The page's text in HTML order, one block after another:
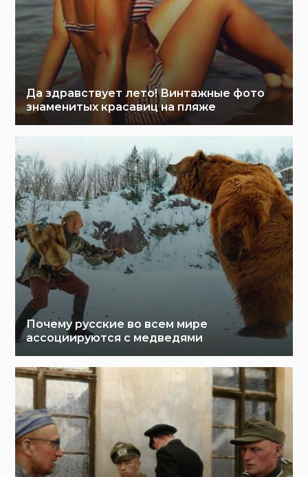
Да здравствует лето! Винтажные фото
знаменитых красавиц на пляже
Почему русские во всем мире
ассоциируются с медведями